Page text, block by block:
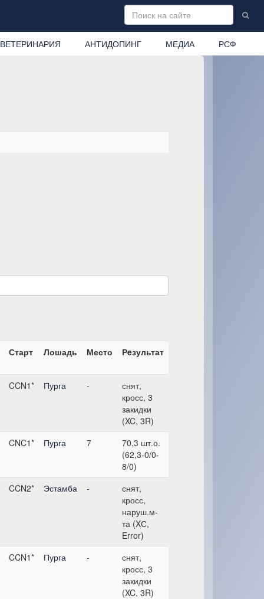
ВЕТЕРИНАРИЯ АНТИДОПИНГ МЕДИА РСФ
Старт Лошадь Место Рeзультат
CCN1* Пурга -
снят,
кросс, 3
закидки
(XC, 3R)
CNC1* Пурга 7
70,3 шт.о.
(62,3-0/0-
8/0)
CCN2* Эстамба -
снят,
кросс,
наруш.м-
та (XС,
Error)
CCN1* Пурга -
снят,
кросс, 3
закидки
(XC, 3R)